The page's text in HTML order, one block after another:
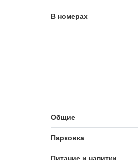
В номерах
Общие
Парковка